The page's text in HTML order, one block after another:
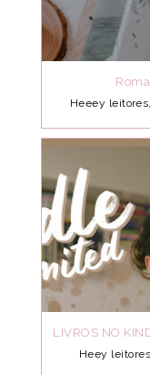
Heeey
LIVROS NO
Heey